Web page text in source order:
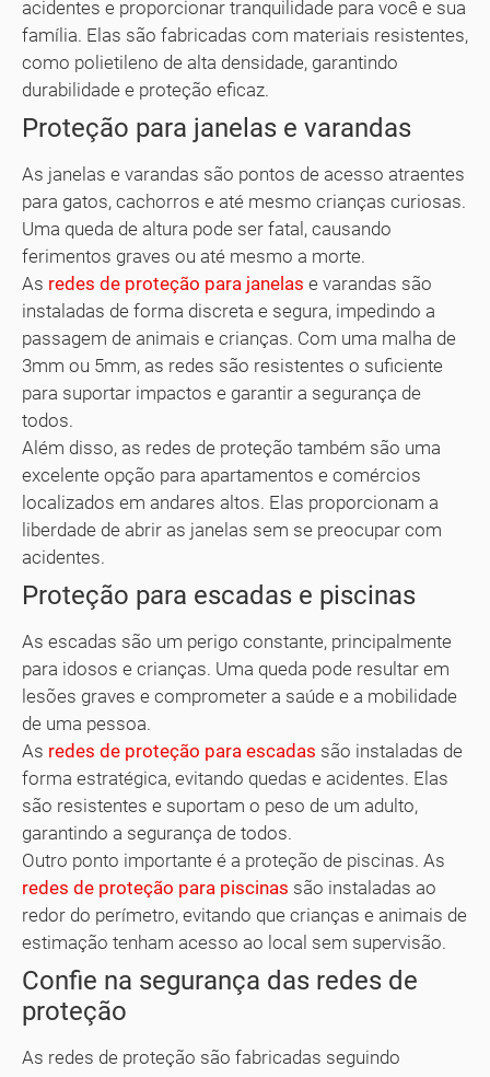
acidentes e proporcionar tranquilidade para você e sua
família. Elas são fabricadas com materiais resistentes,
como polietileno de alta densidade, garantindo
durabilidade e proteção eficaz.
Proteção para janelas e varandas
As janelas e varandas são pontos de acesso atraentes
para gatos, cachorros e até mesmo crianças curiosas.
Uma queda de altura pode ser fatal, causando
ferimentos graves ou até mesmo a morte.
As redes de proteção para janelas e varandas são
instaladas de forma discreta e segura, impedindo a
passagem de animais e crianças. Com uma malha de
3mm ou 5mm, as redes são resistentes o suficiente
para suportar impactos e garantir a segurança de
todos.
Além disso, as redes de proteção também são uma
excelente opção para apartamentos e comércios
localizados em andares altos. Elas proporcionam a
liberdade de abrir as janelas sem se preocupar com
acidentes.
Proteção para escadas e piscinas
As escadas são um perigo constante, principalmente
para idosos e crianças. Uma queda pode resultar em
lesões graves e comprometer a saúde e a mobilidade
de uma pessoa.
As redes de proteção para escadas são instaladas de
forma estratégica, evitando quedas e acidentes. Elas
são resistentes e suportam o peso de um adulto,
garantindo a segurança de todos.
Outro ponto importante é a proteção de piscinas. As
redes de proteção para piscinas são instaladas ao
redor do perímetro, evitando que crianças e animais de
estimação tenham acesso ao local sem supervisão.
Confie na segurança das redes de
proteção
As redes de proteção são fabricadas seguindo